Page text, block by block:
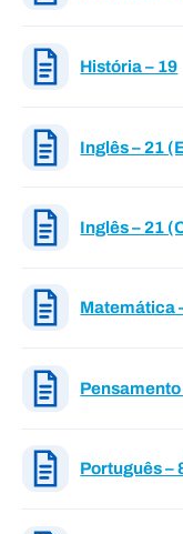
História – 19
Inglês – 21
Inglês – 21
Matemática
Português –